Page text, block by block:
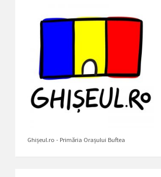
Ghișeul.ro - Primăria Orașului Buftea